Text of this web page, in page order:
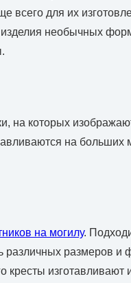
всего для их
необычных
на которых
на больших
на могилу.
различных размеров и
кресты изготавливают